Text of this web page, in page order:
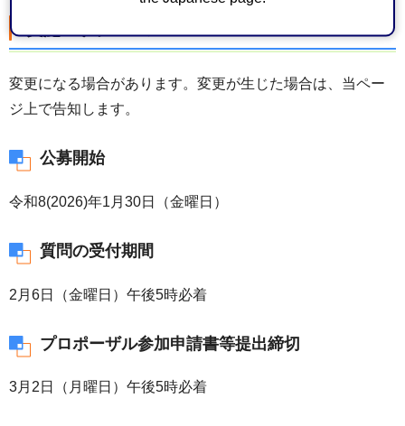
変更になる場合があります。変更が生じた場合は、当ペー
ジ上で告知します。
公募開始
令和8(2026)年1月30日（金曜日）
質問の受付期間
2月6日（金曜日）午後5時必着
プロポーザル参加申請書等提出締切
3月2日（月曜日）午後5時必着